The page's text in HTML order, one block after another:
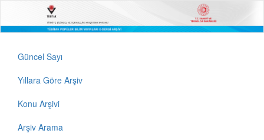
Güncel Sayı
Yıllara Göre Arşiv
Konu Arşivi
Arşiv Arama